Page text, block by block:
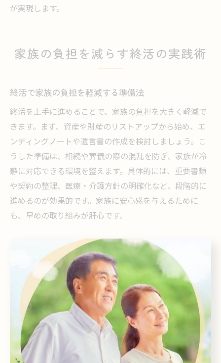
が実現します。
家族の負担を減らす終活の実践術
終活で家族の負担を軽減する準備法
終活を上手に進めることで、家族の負担を大きく軽減で
きます。まず、資産や財産のリストアップから始め、エ
ンディングノートや遺言書の作成を検討しましょう。こ
うした準備は、相続や葬儀の際の混乱を防ぎ、家族が冷
静に対応できる環境を整えます。具体的には、重要書類
や契約の整理、医療・介護方針の明確化など、段階的に
進めるのが効果的です。家族に安心感を与えるために
も、早めの取り組みが肝心です。
終活の情報共有で相続トラブルを防ぐ
終活では情報共有が相続トラブル防止の鍵となります。
家族と資産内容や意思決定を共有することで、誤解や不
安を減らせます。たとえば、エンディングノートを活用
し、財産や遺言の内容、希望する医療・介護方針を明記
する方法が有効です。定期的に家族と話し合い、内容を
見直すことで、状況の変化にも柔軟に対応できます。情
報の透明化は家族の信頼関係を深め、円満な相続を実現